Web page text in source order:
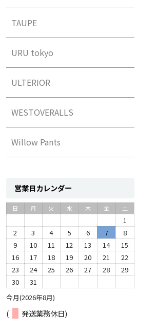
TAUPE
URU tokyo
ULTERIOR
WESTOVERALLS
Willow Pants
営業日カレンダー
今月(2026年8月)
日 月 火 水 木 金 土
1
2
3 4 5 6 7
8
9
10 11 12 13 14
15
16
17 18 19 20 21
22
23
24 25 26 27 28
29
30
31
( 発送業務休日)